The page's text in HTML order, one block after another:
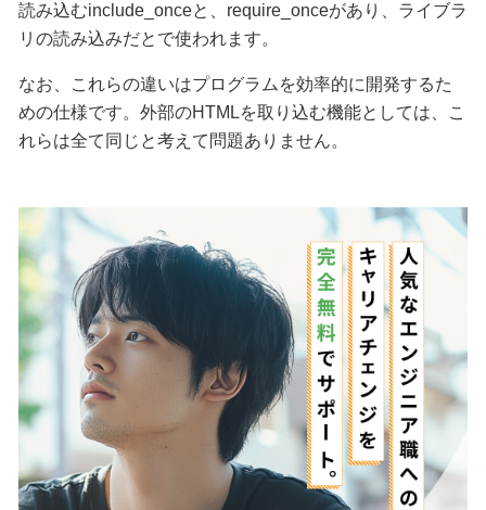
読み込むinclude_onceと、require_onceがあり、ライブラ
リの読み込みだとで使われます。
なお、これらの違いはプログラムを効率的に開発するた
めの仕様です。外部のHTMLを取り込む機能としては、こ
れらは全て同じと考えて問題ありません。